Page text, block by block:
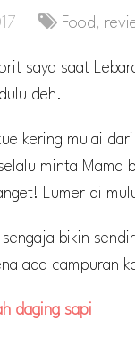
Food,
saya saat
deh.
kering mulai
minta Mama
Lumer di
bikin
ada campuran
daging sapi